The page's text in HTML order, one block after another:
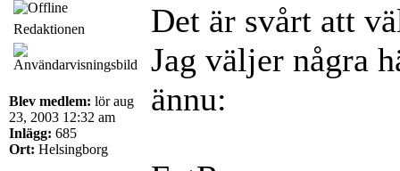
Redaktionen
Blev medlem: lör aug
23, 2003 12:32 am
Inlägg: 685
Ort: Helsingborg
Det är svårt att
Jag väljer några
ännu: